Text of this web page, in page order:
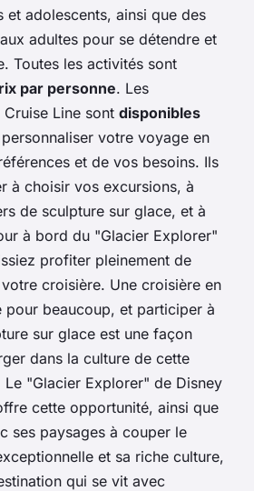
et adolescents, ainsi que des
adultes pour se détendre et
Toutes les activités sont
par personne. Les
Line sont disponibles
votre voyage en
et de vos besoins. Ils
à choisir vos excursions, à
de sculpture sur glace, et à
à bord du "Glacier Explorer"
profiter pleinement de
croisière. Une croisière en
pour beaucoup, et participer à
sur glace est une façon
dans la culture de cette
"Glacier Explorer" de Disney
cette opportunité, ainsi que
ses paysages à couper le
et sa riche culture,
qui se vit avec